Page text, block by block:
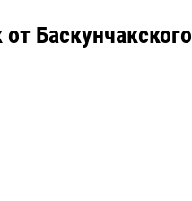
Баскунчакского